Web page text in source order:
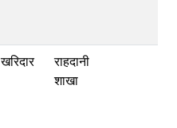
खरिदार
राहदानी
शाखा